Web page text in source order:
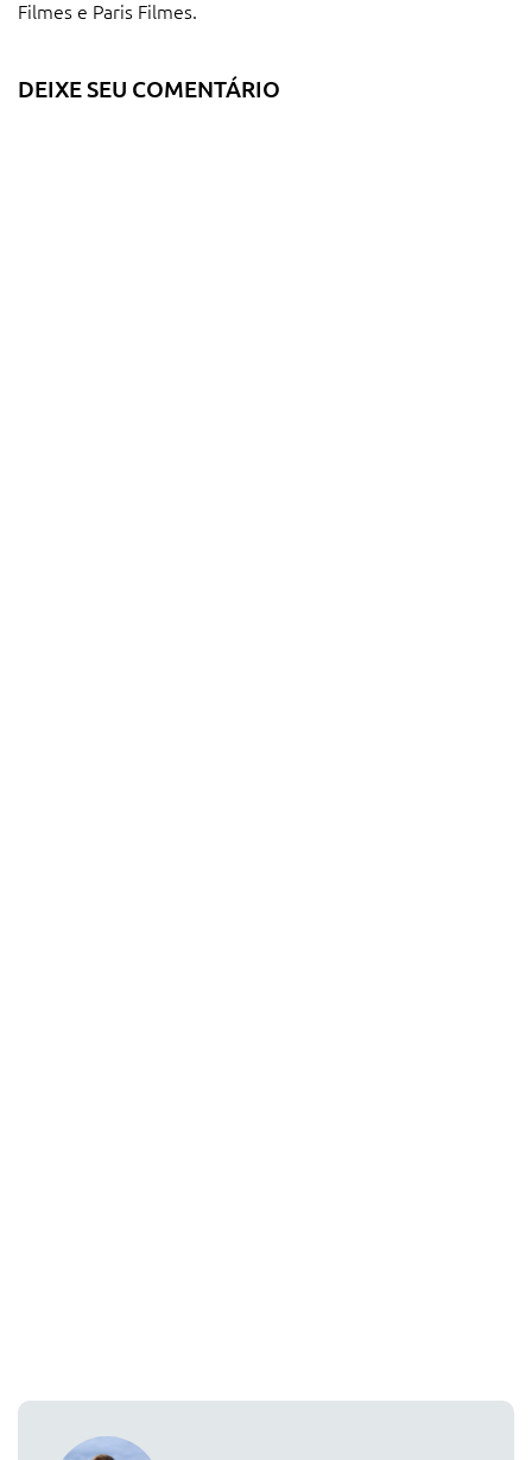
Filmes e Paris Filmes.
DEIXE SEU COMENTÁRIO